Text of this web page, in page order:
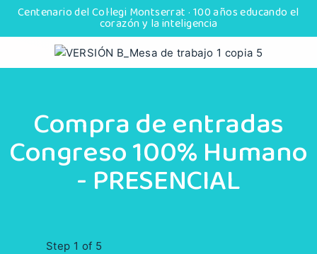
Centenario del Col·legi Montserrat · 100 años educando el
corazón y la inteligencia
Compra de entradas
Congreso 100% Humano
- PRESENCIAL
Step 1 of 5